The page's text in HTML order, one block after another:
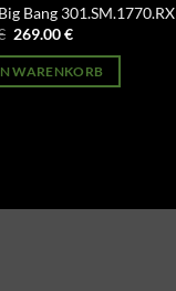
Bang 301.SM.1770.RX
Ursprünglicher
war:
499.00 €
269.00€Aktueller
ist:
269.00 €.
WARENKORB